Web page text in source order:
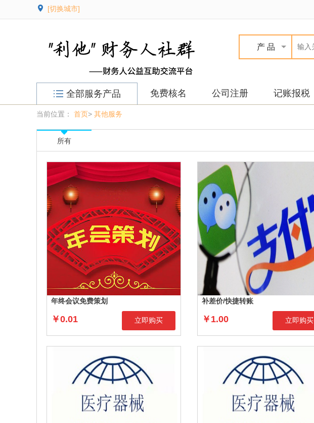
[切换城市]
产 品
全部服务产品 免费核名 公司注册 记账报税
当前位置： 首页> 其他服务
所有
年终会议免费策划
￥0.01 立即购买
补差价/快捷转账
￥1.00 立即购买